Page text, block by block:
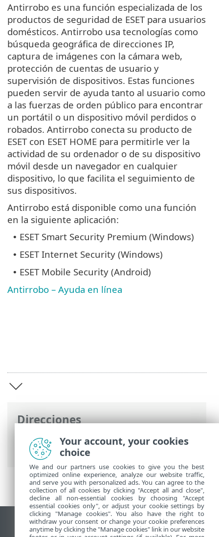
Direcciones
Ayuda en línea de ESET> ESET HOME>
ESET HOME introducción
Antirrobo es una función especializada de los
productos de seguridad de ESET para usuarios
domésticos. Antirrobo usa tecnologías como
búsqueda geográfica de direcciones IP,
captura de imágenes con la cámara web,
protección de cuentas de usuario y
supervisión de dispositivos. Estas funciones
pueden servir de ayuda tanto al usuario como
a las fuerzas de orden público para encontrar
un portátil o un dispositivo móvil perdidos o
robados. Antirrobo conecta su producto de
ESET con ESET HOME para permitirle ver la
actividad de su ordenador o de su dispositivo
móvil desde un navegador en cualquier
dispositivo, lo que facilita el seguimiento de
sus dispositivos.
Antirrobo está disponible como una función
en la siguiente aplicación:
• ESET Smart Security Premium (Windows)
• ESET Internet Security (Windows)
• ESET Mobile Security (Android)
Antirrobo – Ayuda en línea
Ver sitio para ordenador
Your account, your cookies
choice
We and our partners use cookies to give you the best
optimized online experience, analyze our website traffic,
and serve you with personalized ads. You can agree to the
collection of all cookies by clicking "Accept all and close",
decline all non-essential cookies by choosing "Accept
essential cookies only", or adjust your cookie settings by
clicking "Manage cookies". You also have the right to
withdraw your consent or change your cookie preferences
anytime by clicking the "Manage cookies" link in our website